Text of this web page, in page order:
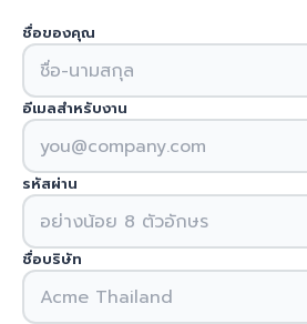
ชื่อของคุณ
อีเมลสำหรับงาน
รหัสผ่าน
ชื่อบริษัท